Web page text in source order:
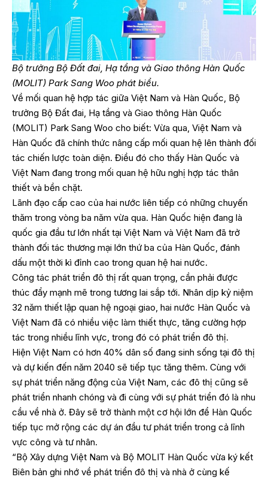
Bộ trưởng Bộ Đất đai, Hạ tầng và Giao thông Hàn Quốc
(MOLIT) Park Sang Woo phát biểu.
Về mối quan hệ hợp tác giữa Việt Nam và Hàn Quốc, Bộ
trưởng Bộ Đất đai, Hạ tầng và Giao thông Hàn Quốc
(MOLIT) Park Sang Woo cho biết: Vừa qua, Việt Nam và
Hàn Quốc đã chính thức nâng cấp mối quan hệ lên thành đối
tác chiến lược toàn diện. Điều đó cho thấy Hàn Quốc và
Việt Nam đang trong mối quan hệ hữu nghị hợp tác thân
thiết và bền chặt.
Lãnh đạo cấp cao của hai nước liên tiếp có những chuyến
thăm trong vòng ba năm vừa qua. Hàn Quốc hiện đang là
quốc gia đầu tư lớn nhất tại Việt Nam và Việt Nam đã trở
thành đối tác thương mại lớn thứ ba của Hàn Quốc, đánh
dấu một thời kì đỉnh cao trong quan hệ hai nước.
Công tác phát triển đô thị rất quan trọng, cần phải được
thúc đẩy mạnh mẽ trong tương lai sắp tới. Nhân dịp kỷ niệm
32 năm thiết lập quan hệ ngoại giao, hai nước Hàn Quốc và
Việt Nam đã có nhiều việc làm thiết thực, tăng cường hợp
tác trong nhiều lĩnh vực, trong đó có phát triển đô thị.
Hiện Việt Nam có hơn 40% dân số đang sinh sống tại đô thị
và dự kiến đến năm 2040 sẽ tiếp tục tăng thêm. Cùng với
sự phát triển năng động của Việt Nam, các đô thị cũng sẽ
phát triển nhanh chóng và đi cùng với sự phát triển đó là nhu
cầu về nhà ở. Đây sẽ trở thành một cơ hội lớn để Hàn Quốc
tiếp tục mở rộng các dự án đầu tư phát triển trong cả lĩnh
vực công và tư nhân.
“Bộ Xây dựng Việt Nam và Bộ MOLIT Hàn Quốc vừa ký kết
Biên bản ghi nhớ về phát triển đô thị và nhà ở cùng kế